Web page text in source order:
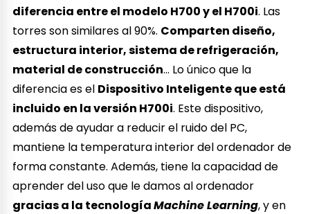
diferencia entre el modelo H700 y el H700i. Las
torres son similares al 90%. Comparten diseño,
estructura interior, sistema de refrigeración,
material de construcción… Lo único que la
diferencia es el Dispositivo Inteligente que está
incluido en la versión H700i. Este dispositivo,
además de ayudar a reducir el ruido del PC,
mantiene la temperatura interior del ordenador de
forma constante. Además, tiene la capacidad de
aprender del uso que le damos al ordenador
gracias a la tecnologíaMachine Learning, y en